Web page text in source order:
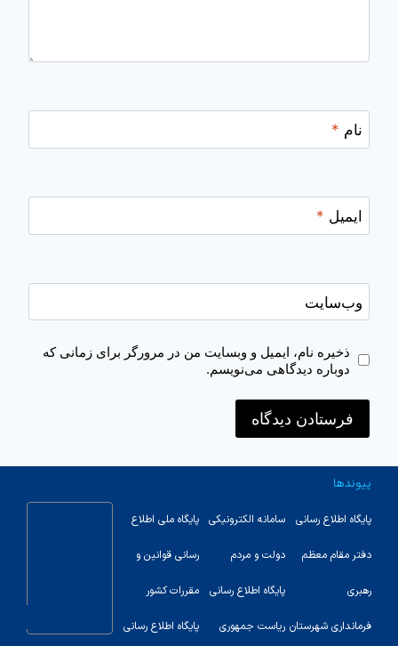
نام *
ایمیل *
وب‌سایت
ذخیره نام، ایمیل و وبسایت من در مرورگر برای زمانی که
دوباره دیدگاهی می‌نویسم.
پیوندها
پایگاه اطلاع رسانی
دفتر مقام معظم
رهبری
فرمانداری شهرستان
سامانه الکترونیکی
دولت و مردم
پایگاه اطلاع رسانی
ریاست جمهوری
پایگاه ملی اطلاع
رسانی قوانین و
مقررات کشور
پایگاه اطلاع رسانی